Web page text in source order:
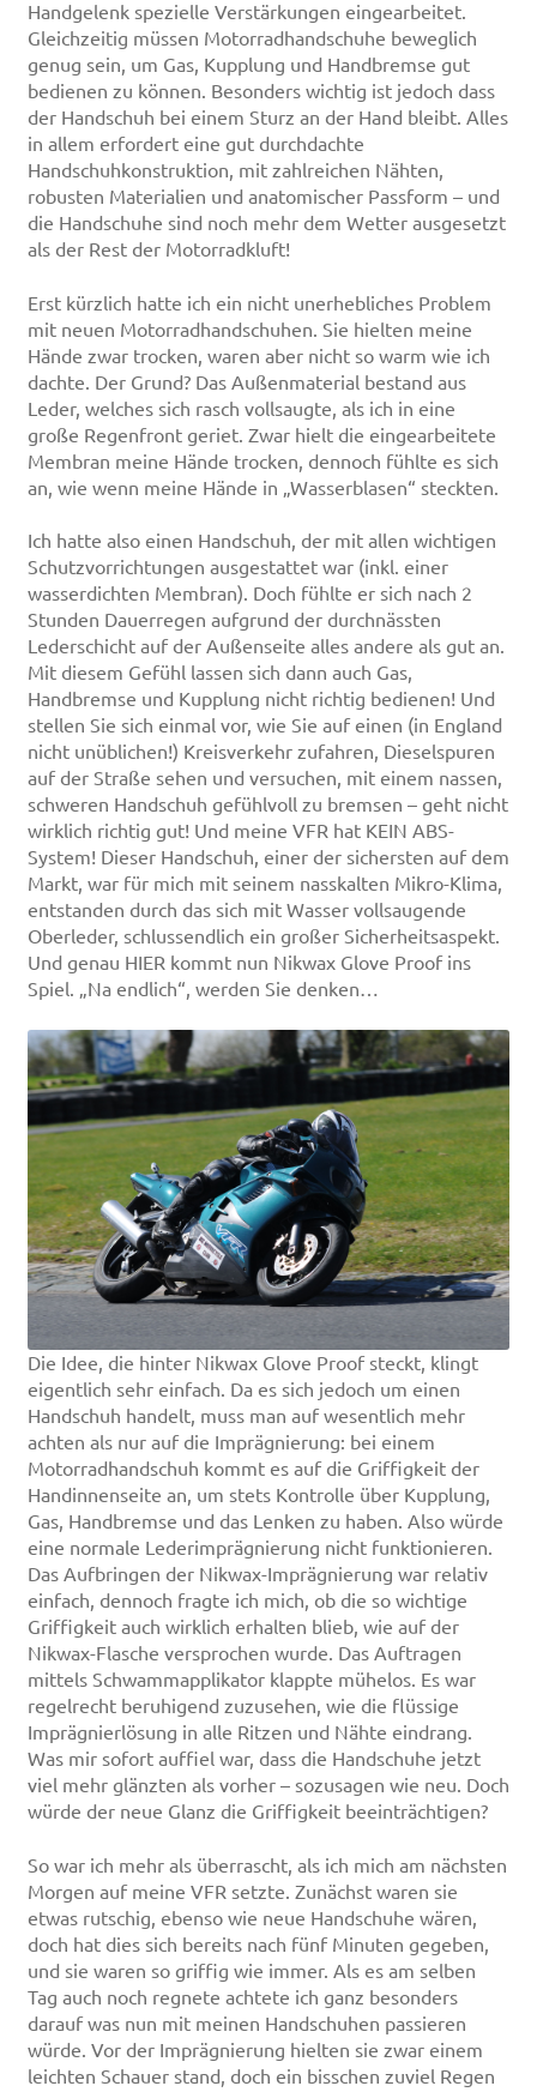
Handgelenk spezielle Verstärkungen eingearbeitet.
Gleichzeitig müssen Motorradhandschuhe beweglich
genug sein, um Gas, Kupplung und Handbremse gut
bedienen zu können. Besonders wichtig ist jedoch dass
der Handschuh bei einem Sturz an der Hand bleibt. Alles
in allem erfordert eine gut durchdachte
Handschuhkonstruktion, mit zahlreichen Nähten,
robusten Materialien und anatomischer Passform – und
die Handschuhe sind noch mehr dem Wetter ausgesetzt
als der Rest der Motorradkluft!
Erst kürzlich hatte ich ein nicht unerhebliches Problem
mit neuen Motorradhandschuhen. Sie hielten meine
Hände zwar trocken, waren aber nicht so warm wie ich
dachte. Der Grund? Das Außenmaterial bestand aus
Leder, welches sich rasch vollsaugte, als ich in eine
große Regenfront geriet. Zwar hielt die eingearbeitete
Membran meine Hände trocken, dennoch fühlte es sich
an, wie wenn meine Hände in „Wasserblasen“ steckten.
Ich hatte also einen Handschuh, der mit allen wichtigen
Schutzvorrichtungen ausgestattet war (inkl. einer
wasserdichten Membran). Doch fühlte er sich nach 2
Stunden Dauerregen aufgrund der durchnässten
Lederschicht auf der Außenseite alles andere als gut an.
Mit diesem Gefühl lassen sich dann auch Gas,
Handbremse und Kupplung nicht richtig bedienen! Und
stellen Sie sich einmal vor, wie Sie auf einen (in England
nicht unüblichen!) Kreisverkehr zufahren, Dieselspuren
auf der Straße sehen und versuchen, mit einem nassen,
schweren Handschuh gefühlvoll zu bremsen – geht nicht
wirklich richtig gut! Und meine VFR hat KEIN ABS-
System! Dieser Handschuh, einer der sichersten auf dem
Markt, war für mich mit seinem nasskalten Mikro-Klima,
entstanden durch das sich mit Wasser vollsaugende
Oberleder, schlussendlich ein großer Sicherheitsaspekt.
Und genau HIER kommt nun Nikwax Glove Proof ins
Spiel. „Na endlich“, werden Sie denken…
Die Idee, die hinter Nikwax Glove Proof steckt, klingt
eigentlich sehr einfach. Da es sich jedoch um einen
Handschuh handelt, muss man auf wesentlich mehr
achten als nur auf die Imprägnierung: bei einem
Motorradhandschuh kommt es auf die Griffigkeit der
Handinnenseite an, um stets Kontrolle über Kupplung,
Gas, Handbremse und das Lenken zu haben. Also würde
eine normale Lederimprägnierung nicht funktionieren.
Das Aufbringen der Nikwax-Imprägnierung war relativ
einfach, dennoch fragte ich mich, ob die so wichtige
Griffigkeit auch wirklich erhalten blieb, wie auf der
Nikwax-Flasche versprochen wurde. Das Auftragen
mittels Schwammapplikator klappte mühelos. Es war
regelrecht beruhigend zuzusehen, wie die flüssige
Imprägnierlösung in alle Ritzen und Nähte eindrang.
Was mir sofort auffiel war, dass die Handschuhe jetzt
viel mehr glänzten als vorher – sozusagen wie neu. Doch
würde der neue Glanz die Griffigkeit beeinträchtigen?
So war ich mehr als überrascht, als ich mich am nächsten
Morgen auf meine VFR setzte. Zunächst waren sie
etwas rutschig, ebenso wie neue Handschuhe wären,
doch hat dies sich bereits nach fünf Minuten gegeben,
und sie waren so griffig wie immer. Als es am selben
Tag auch noch regnete achtete ich ganz besonders
darauf was nun mit meinen Handschuhen passieren
würde. Vor der Imprägnierung hielten sie zwar einem
leichten Schauer stand, doch ein bisschen zuviel Regen